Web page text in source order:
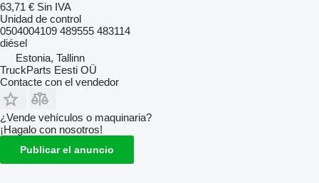
63,71 € Sin IVA
Unidad de control
0504004109 489555 483114
diésel
Estonia, Tallinn
TruckParts Eesti OÜ
Contacte con el vendedor
¿Vende vehículos o maquinaria?
¡Hagalo con nosotros!
Publicar el anuncio